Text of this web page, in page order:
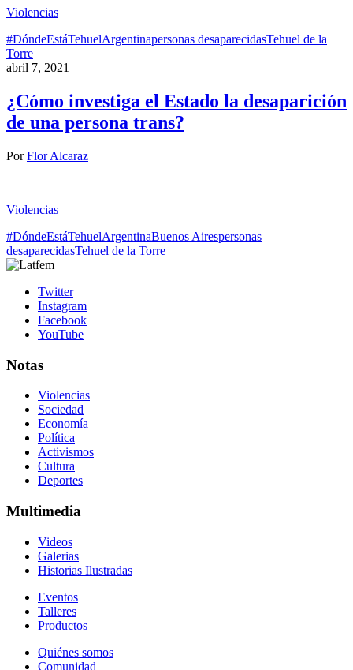
Violencias
#DóndeEstáTehuelArgentinapersonas desaparecidasTehuel de la
Torre
abril 7, 2021
¿Cómo investiga el Estado la desaparición
de una persona trans?
PorFlor Alcaraz
Violencias
#DóndeEstáTehuelArgentinaBuenos Airespersonas
desaparecidasTehuel de la Torre
Twitter
Instagram
Facebook
YouTube
Notas
Violencias
Sociedad
Economía
Política
Activismos
Cultura
Deportes
Multimedia
Videos
Galerias
Historias Ilustradas
Eventos
Talleres
Productos
Quiénes somos
Comunidad